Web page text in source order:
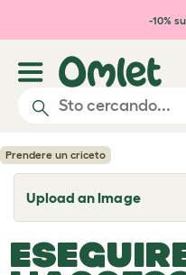
Passa al contenuto
-10%
Prendere un criceto
Upload an Image
T
o
g
l